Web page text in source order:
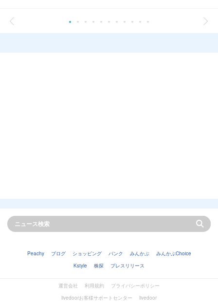
Peachy ブログ ショッピング バンク みんかぶ
みんかぶChoice
Kstyle
株探 プレスリリース
運営会社 利用規約
プライバシーポリシー
livedoorお客様サポートセンター
livedoor